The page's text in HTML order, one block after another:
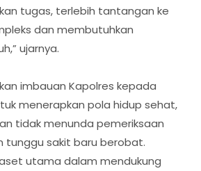
tugas, terlebih tantangan ke
dan membutuhkan
ujarnya.
imbauan Kapolres kepada
menerapkan pola hidup sehat,
tidak menunda pemeriksaan
tunggu sakit baru berobat.
utama dalam mendukung